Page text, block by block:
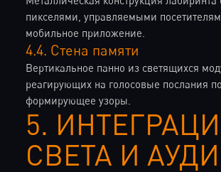
пикселями, управляемыми
мобильное приложение.
4.4. Стена памяти
Вертикальное панно из светящихся
реагирующих на голосовые послания
формирующее узоры.
5.
СВЕТА И